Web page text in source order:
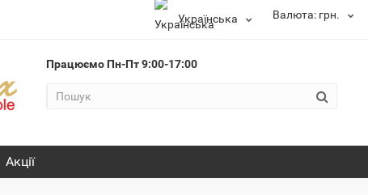
Українська Валюта: грн.
Працюємо Пн-Пт 9:00-17:00
Акції